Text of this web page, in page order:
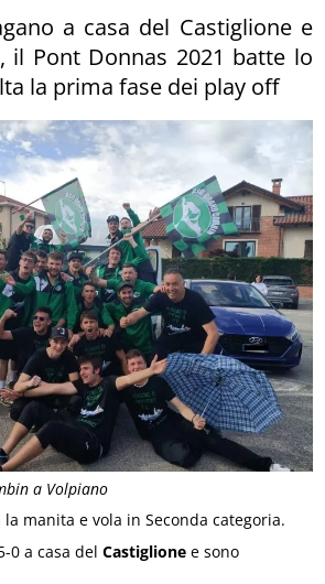
a Volpiano
a casa del Castiglione e
il Pont Donnas 2021 batte lo
la prima fase dei play off
la manita e vola in Seconda categoria.
0 a casa delCastiglione e sono